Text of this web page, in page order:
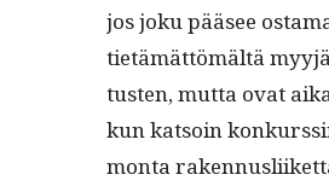
jos joku pääsee
tietämät­tömältä
tusten, mut­ta ovat
kun kat­soin
mon­ta